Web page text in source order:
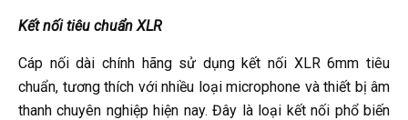
Kết nối tiêu chuẩn XLR
Cáp nối dài chính hãng sử dụng kết nối XLR 6mm tiêu
chuẩn, tương thích với nhiều loại microphone và thiết bị âm
thanh chuyên nghiệp hiện nay. Đây là loại kết nối phổ biến